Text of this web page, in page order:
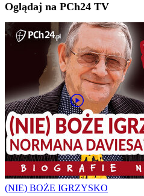
Oglądaj na PCh24 TV
(NIE) BOŻE IGRZYSKO